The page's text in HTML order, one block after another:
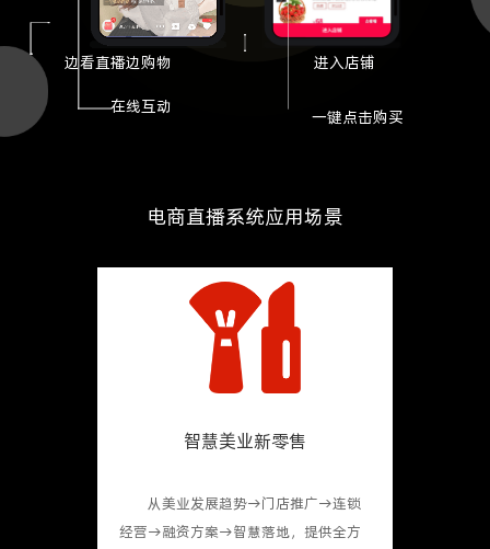
在线互动
边看直播边购物
一键点击购买
进入店铺
电商直播系统应用场景
智慧美业新零售
从美业发展趋势→门店推广→连锁
经营→融资方案→智慧落地，提供全方